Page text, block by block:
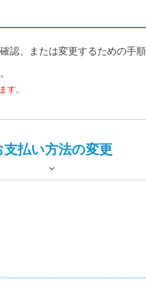
認、または変更するための手
す。
支払い方法の変更